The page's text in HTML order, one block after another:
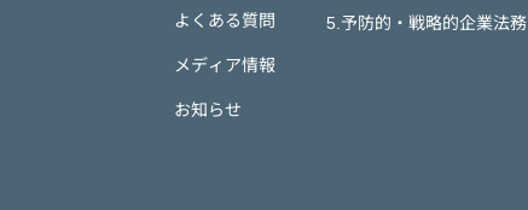
よくある質問
メディア情報
お知らせ
5.予防的・戦略的企業法務